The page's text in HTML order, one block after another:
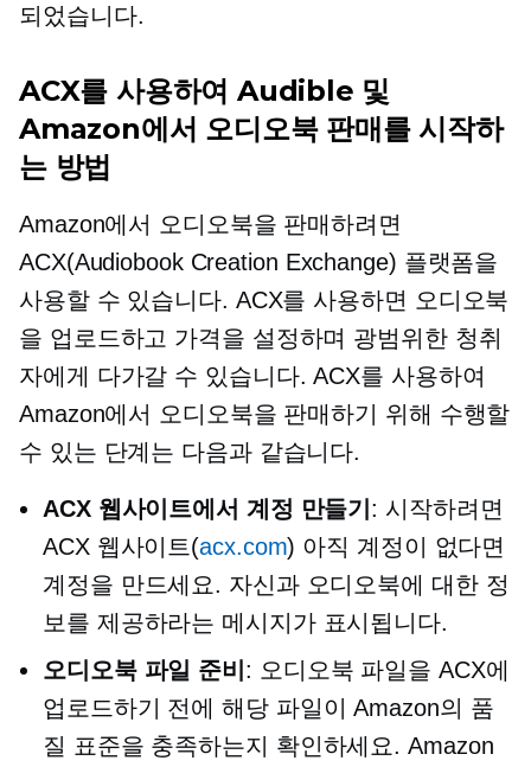
되었습니다.
ACX를 사용하여 Audible 및
Amazon에서 오디오북 판매를 시작하
는 방법
Amazon에서 오디오북을 판매하려면
ACX(Audiobook Creation Exchange) 플랫폼을
사용할 수 있습니다. ACX를 사용하면 오디오북
을 업로드하고 가격을 설정하며 광범위한 청취
자에게 다가갈 수 있습니다. ACX를 사용하여
Amazon에서 오디오북을 판매하기 위해 수행할
수 있는 단계는 다음과 같습니다.
ACX 웹사이트에서 계정 만들기 : 시작하려면
ACX 웹사이트(acx.com) 아직 계정이 없다면
계정을 만드세요. 자신과 오디오북에 대한 정
보를 제공하라는 메시지가 표시됩니다.
오디오북 파일 준비 : 오디오북 파일을 ACX에
업로드하기 전에 해당 파일이 Amazon의 품
질 표준을 충족하는지 확인하세요. Amazon